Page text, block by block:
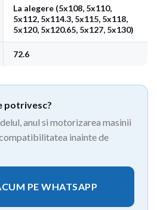
La alegere (5x108, 5x110,
5x112, 5x114.3, 5x115, 5x118,
5x120, 5x120.65, 5x127, 5x130)
72.6
potrivesc?
anul si motorizarea masinii
inainte de
PE WHATSAPP